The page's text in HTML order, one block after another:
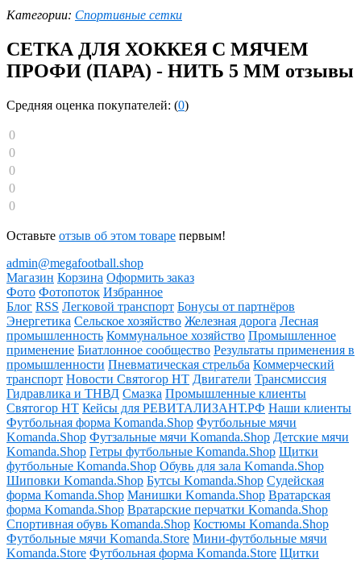
Категории: Спортивные сетки
СЕТКА ДЛЯ ХОККЕЯ С МЯЧЕМ
ПРОФИ (ПАРА) - НИТЬ 5 ММ отзывы
Средняя оценка покупателей: (0)
0
0
0
0
0
Оставьте отзыв об этом товаре первым!
admin@megafootball.shop
Магазин Корзина Оформить заказ
Фото Фотопоток Избранное
Блог RSS Легковой транспорт Бонусы от партнёров
Энергетика Сельское хозяйство Железная дорога Лесная
промышленность Коммунальное хозяйство Промышленное
применение Биатлонное сообщество Результаты применения в
промышленности Пневматическая стрельба Коммерческий
транспорт Новости Святогор НТ Двигатели Трансмиссия
Гидравлика и ТНВД Смазка Промышленные клиенты
Святогор НТ Кейсы для РЕВИТАЛИЗАНТ.РФ Наши клиенты
Футбольная форма Komanda.Shop Футбольные мячи
Komanda.Shop Футзальные мячи Komanda.Shop Детские мячи
Komanda.Shop Гетры футбольные Komanda.Shop Щитки
футбольные Komanda.Shop Обувь для зала Komanda.Shop
Шиповки Komanda.Shop Бутсы Komanda.Shop Судейская
форма Komanda.Shop Манишки Komanda.Shop Вратарская
форма Komanda.Shop Вратарские перчатки Komanda.Shop
Спортивная обувь Komanda.Shop Костюмы Komanda.Shop
Футбольные мячи Komanda.Store Мини-футбольные мячи
Komanda.Store Футбольная форма Komanda.Store Щитки